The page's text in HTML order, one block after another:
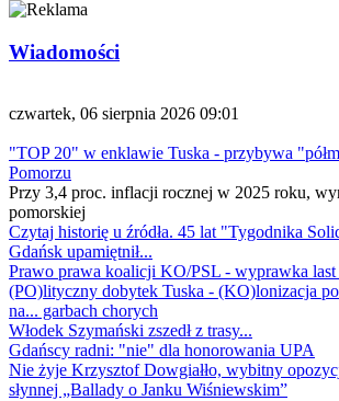
Wiadomości
czwartek, 06 sierpnia 2026 09:01
"TOP 20" w enklawie Tuska - przybywa
Pomorzu
Przy 3,4 proc. inflacji rocznej w 2025 roku,
pomorskiej
Czytaj historię u źródła. 45 lat "Tygodnika
Gdańsk upamiętnił...
Prawo prawa koalicji KO/PSL - wyprawka last
(PO)lityczny dobytek Tuska - (KO)lonizacja
na... garbach chorych
Włodek Szymański zszedł z trasy...
Gdańscy radni: "nie" dla honorowania UPA
Nie żyje Krzysztof Dowgiałło, wybitny
słynnej „Ballady o Janku Wiśniewskim”